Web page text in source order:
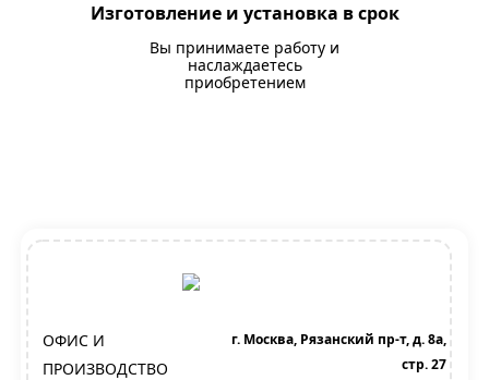
Изготовление и установка в срок
Вы принимаете работу и
наслаждаетесь
приобретением
ОФИС И
ПРОИЗВОДСТВО
г. Москва, Рязанский пр-т, д. 8а,
стр. 27